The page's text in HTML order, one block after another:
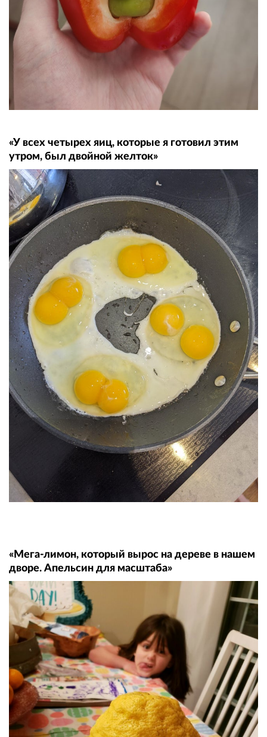
«У всех четырех яиц, которые я готовил этим
утром, был двойной желток»
«Мега-лимон, который вырос на дереве в нашем
дворе. Апельсин для масштаба»